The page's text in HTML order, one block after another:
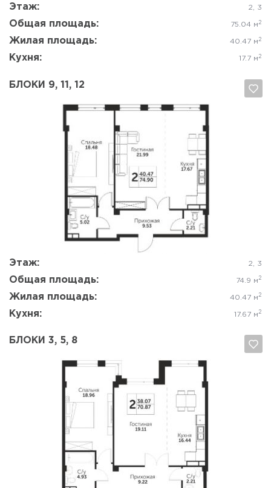
Этаж: 2, 3
Общая площадь: 75.04 м 2
Жилая площадь: 40.47 м 2
Кухня: 17.7 м 2
БЛОКИ 9, 11, 12
Этаж: 2, 3
Общая площадь: 74.9 м 2
Жилая площадь: 40.47 м 2
Кухня: 17.67 м 2
Да, удалить Отмена
БЛОКИ 3, 5, 8